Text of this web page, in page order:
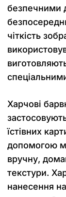
безпечними
чіткість
Харчові
їстівних
допомогою
вручну,
текстури.
нанесення